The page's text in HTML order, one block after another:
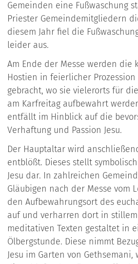
Gemeinden eine Fußwaschung
Priester Gemeindemitgliedern
diesem Jahr fiel die
leider aus.
Am Ende der Messe werden die
Hostien in feierlicher
gebracht, wo sie vielerorts für
am Karfreitag aufbewahrt
entfällt im Hinblick auf die
Verhaftung und Passion Jesu.
Der Hauptaltar wird
entblößt. Dieses stellt
Jesu dar. In zahlreichen
Gläubigen nach der Messe vom
den Aufbewahrungsort des
auf und verharren dort in
meditativen Texten gestaltet in
Ölbergstunde. Diese nimmt
Jesu im Garten von